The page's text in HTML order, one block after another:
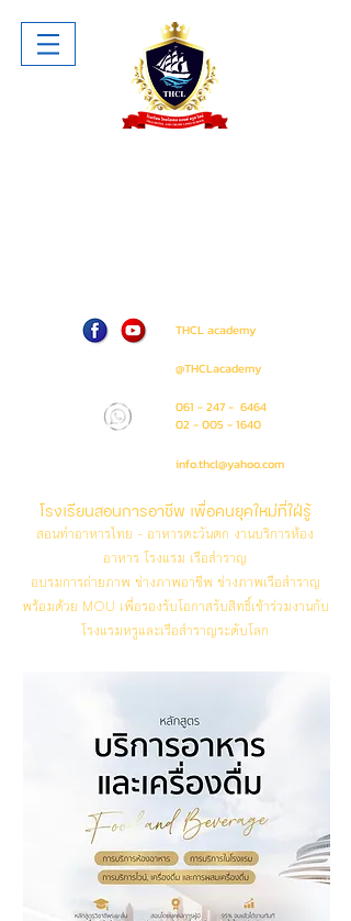
THCL academy
@THCLacademy
061 - 247 - 6464
02 - 005 - 1640
info.thcl@yahoo.com
โรงเรียนสอนการอาชีพ เพื่อคนยุคใหม่ที่ใฝ่รู้
สอนทำอาหารไทย - อาหารตะวันตก งานบริการห้อง
อาหาร โรงแรม เรือสำราญ
อบรมการถ่ายภาพ ช่างภาพอาชีพ ช่างภาพเรือสำราญ
พร้อมด้วย MOU เพื่อรองรับโอกาสรับสิทธิ์เข้าร่วมงานกับ
โรงแรมหรูและเรือสำราญระดับโลก